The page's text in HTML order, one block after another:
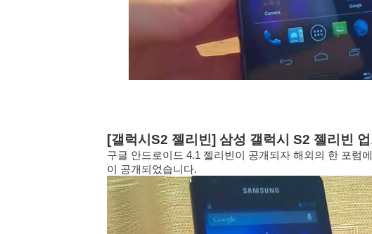
[갤럭시S2 젤리빈] 삼성 갤럭시 S2 젤리빈
구글 안드로이드 4.1 젤리빈이 공개되자 해외의 한 포럼
이 공개되었습니다.